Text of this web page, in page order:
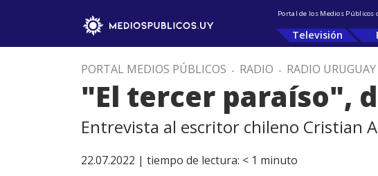
Portal de los Medios Públicos
Televisión
PORTAL MEDIOS PÚBLICOS . RADIO . RADIO URUGUAY
"El tercer paraíso",
Entrevista al escritor chileno Cristian
22.07.2022 | tiempo de lectura: < 1 minuto